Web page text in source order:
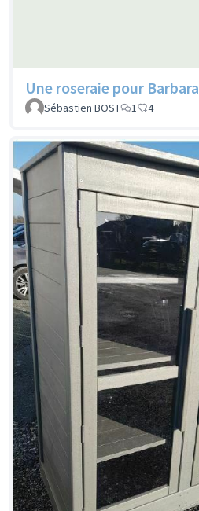
Une roseraie pour Barbara
Sébastien BOST
1 4